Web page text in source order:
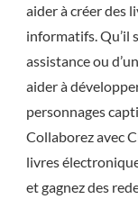
aider à créer des
informatifs. Qu’il
assistance ou
aider à
personnages
Collaborez avec
livres
et gagnez des